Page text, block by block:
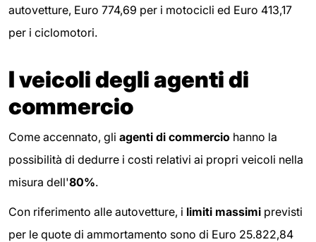
autovetture, Euro 774,69 per i motocicli ed Euro 413,17
per i ciclomotori.
I veicoli degli agenti di
commercio
Come accennato, gli agenti di commercio hanno la
possibilità di dedurre i costi relativi ai propri veicoli nella
misura dell'80%.
Con riferimento alle autovetture, i limiti massimi previsti
per le quote di ammortamento sono di Euro 25.822,84